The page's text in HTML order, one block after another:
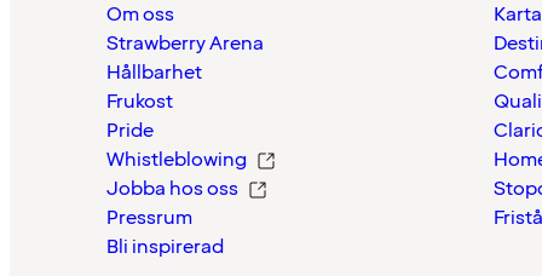
Om oss
Strawberry Arena
Hållbarhet
Frukost
Pride
Whistleblowing
Jobba hos oss
Pressrum
Bli inspirerad